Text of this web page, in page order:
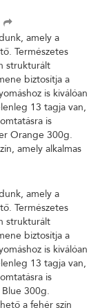
amely a
Természetes
strukturált
biztosítja a
is kiválóan
13 tagja van,
is
Orange 300g.
amely alkalmas
amely a
Természetes
strukturált
biztosítja a
is kiválóan
13 tagja van,
is
Blue 300g.
a fehér szín